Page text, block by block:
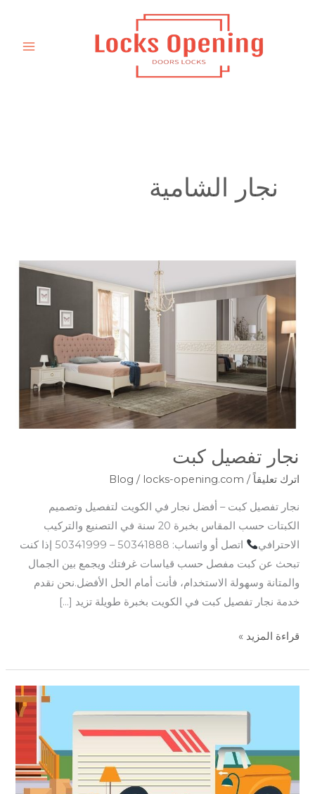
نجار الشامية
نجار تفصيل كبت
اترك تعليقاً /
Blog / locks-opening.com
نجار تفصيل كبت – أفضل نجار في الكويت لتفصيل وتصميم
الكبتات حسب المقاس بخبرة 20 سنة في التصنيع والتركيب
الاحترافي
اتصل أو واتساب: 50341888 – 50341999 إذا كنت
تبحث عن كبت مفصل حسب قياسات غرفتك ويجمع بين الجمال
والمتانة وسهولة الاستخدام، فأنت أمام الحل الأفضل.نحن نقدم
خدمة نجار تفصيل كبت في الكويت بخبرة طويلة تزيد […]
نجار
قراءة المزيد »